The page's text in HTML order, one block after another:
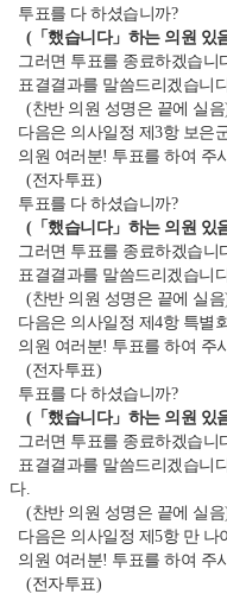
투표를 다 하셨습니까?
(「했습니다」하는 의원 있
그러면 투표를 종료하겠습니
표결결과를 말씀드리겠습니
(찬반 의원 성명은 끝에 실음
다음은 의사일정 제3항 보은
의원 여러분! 투표를 하여 주
(전자투표)
투표를 다 하셨습니까?
(「했습니다」하는 의원 있
그러면 투표를 종료하겠습니
표결결과를 말씀드리겠습니
(찬반 의원 성명은 끝에 실음
다음은 의사일정 제4항 특별
의원 여러분! 투표를 하여 주
(전자투표)
투표를 다 하셨습니까?
(「했습니다」하는 의원 있
그러면 투표를 종료하겠습니
표결결과를 말씀드리겠습니
다.
(찬반 의원 성명은 끝에 실음
다음은 의사일정 제5항 만
의원 여러분! 투표를 하여 주
(전자투표)